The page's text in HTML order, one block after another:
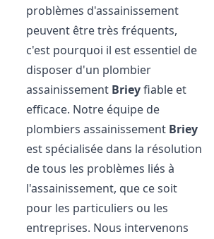
problèmes d'assainissement
peuvent être très fréquents,
c'est pourquoi il est essentiel de
disposer d'un plombier
assainissement Brieyfiable et
efficace. Notre équipe de
plombiers assainissement Briey
est spécialisée dans la résolution
de tous les problèmes liés à
l'assainissement, que ce soit
pour les particuliers ou les
entreprises. Nous intervenons